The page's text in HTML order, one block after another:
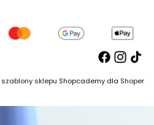
szablony sklepu Shopcademy dla Shoper